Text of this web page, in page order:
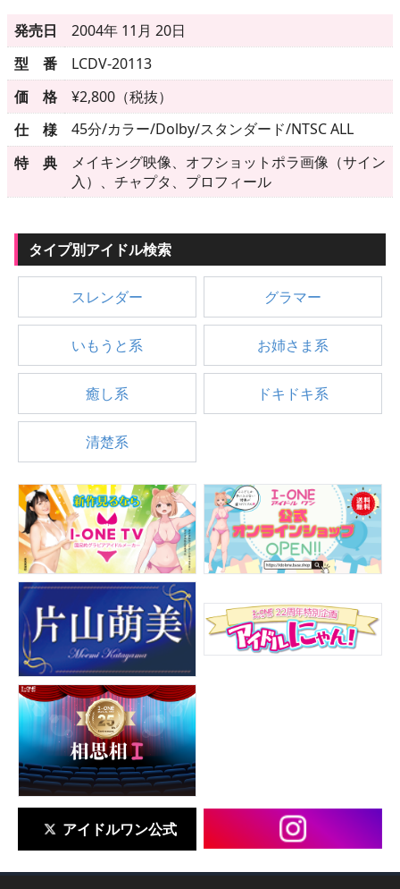
ご利用ガイド
▶ 更新情報
▶ 個人情報保護について
▶ よくあるご質問
▶お問い合わせフォーム
発売日
2004年 11月 20日
型 番
LCDV-20113
価 格
¥2,800（税抜）
仕 様
45分/カラー/Dolby/スタンダード/NTSC ALL
特 典
メイキング映像、オフショットポラ画像（サイン
入）、チャプタ、プロフィール
タイプ別アイドル検索
スレンダー グラマー
いもうと系 お姉さま系
癒し系 ドキドキ系
清楚系
アイドルワン公式